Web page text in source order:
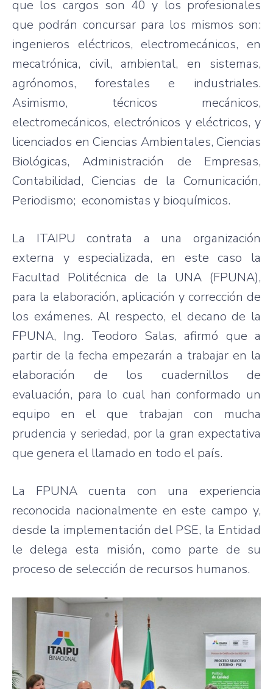
que los cargos son 40 y los profesionales
que podrán concursar para los mismos son:
ingenieros eléctricos, electromecánicos, en
mecatrónica, civil, ambiental, en sistemas,
agrónomos, forestales e industriales.
Asimismo, técnicos mecánicos,
electromecánicos, electrónicos y eléctricos, y
licenciados en Ciencias Ambientales, Ciencias
Biológicas, Administración de Empresas,
Contabilidad, Ciencias de la Comunicación,
Periodismo; economistas y bioquímicos.
La ITAIPU contrata a una organización
externa y especializada, en este caso la
Facultad Politécnica de la UNA (FPUNA),
para la elaboración, aplicación y corrección de
los exámenes. Al respecto, el decano de la
FPUNA, Ing. Teodoro Salas, afirmó que a
partir de la fecha empezarán a trabajar en la
elaboración de los cuadernillos de
evaluación, para lo cual han conformado un
equipo en el que trabajan con mucha
prudencia y seriedad, por la gran expectativa
que genera el llamado en todo el país.
La FPUNA cuenta con una experiencia
reconocida nacionalmente en este campo y,
desde la implementación del PSE, la Entidad
le delega esta misión, como parte de su
proceso de selección de recursos humanos.